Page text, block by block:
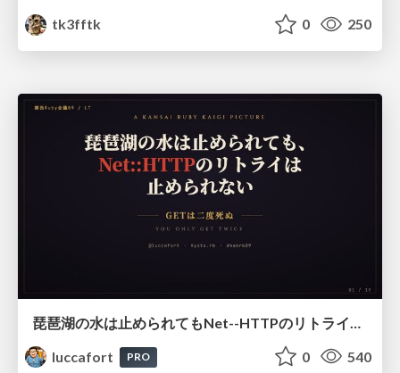
tk3fftk
0 250
luccafort
PRO 0 540